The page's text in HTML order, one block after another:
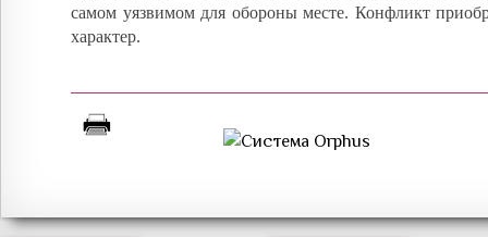
самом уязвимом для обороны месте. Конфликт
характер.